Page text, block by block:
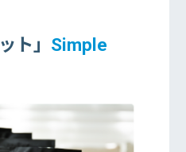
ト」 Simple